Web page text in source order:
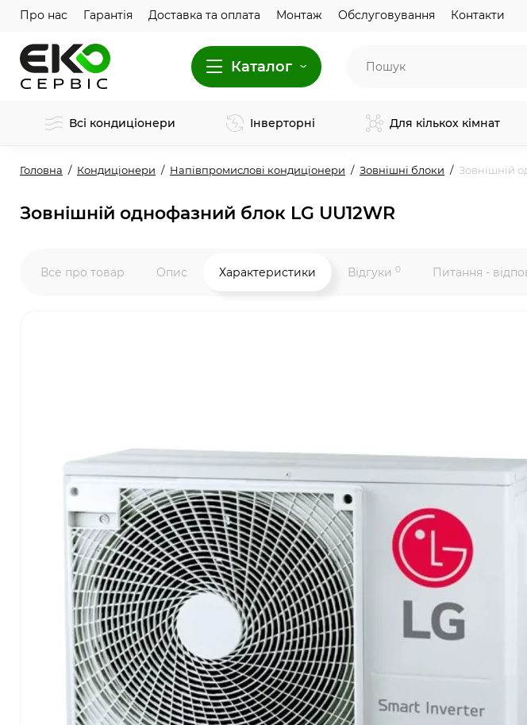
Про нас Гарантія Доставка та оплата Монтаж Обслуговування Контакти
Каталог
Всі кондиціонери Інверторні Для кількох кімнат
Головна Кондиціонери Напівпромислові кондиціонери Зовнішні блоки Зовнішній
Зовнішній однофазний блок LG UU12WR
Все про товар Опис Характеристики Відгуки 0 Питання -